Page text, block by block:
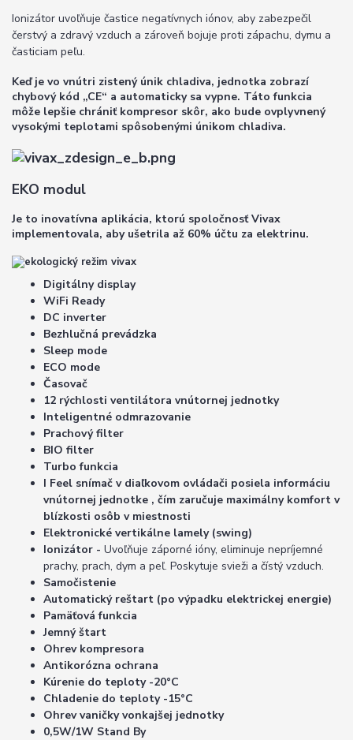
Ionizátor uvoľňuje častice negatívnych iónov, aby zabezpečil
čerstvý a zdravý vzduch a zároveň bojuje proti zápachu, dymu a
časticiam peľu.
Keď je vo vnútri zistený únik chladiva, jednotka zobrazí
chybový kód „CE“ a automaticky sa vypne. Táto funkcia
môže lepšie chrániť kompresor skôr, ako bude ovplyvnený
vysokými teplotami spôsobenými únikom chladiva.
EKO modul
Je to inovatívna aplikácia, ktorú spoločnosť Vivax
implementovala, aby ušetrila až 60% účtu za elektrinu.
Digitálny display
WiFi Ready
DC inverter
Bezhlučná prevádzka
Sleep mode
ECO mode
Časovač
12 rýchlosti ventilátora vnútornej jednotky
Inteligentné odmrazovanie
Prachový filter
BIO filter
Turbo funkcia
I Feel snímač v diaľkovom ovládači posiela informáciu
vnútornej jednotke , čím zaručuje maximálny komfort v
blízkosti osôb v miestnosti
Elektronické vertikálne lamely (swing)
Ionizátor - Uvoľňuje záporné ióny, eliminuje nepríjemné
prachy, prach, dym a peľ. Poskytuje svieži a čístý vzduch.
Samočistenie
Automatický reštart (po výpadku elektrickej energie)
Pamäťová funkcia
Jemný štart
Ohrev kompresora
Antikorózna ochrana
Kúrenie do teploty -20°C
Chladenie do teploty -15°C
Ohrev vaničky vonkajšej jednotky
0,5W/1W Stand By